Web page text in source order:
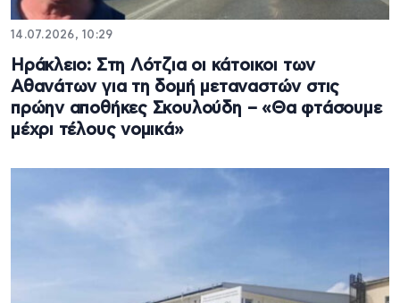
14.07.2026, 10:29
Ηράκλειο: Στη Λότζια οι κάτοικοι των
Αθανάτων για τη δομή μεταναστών στις
πρώην αποθήκες Σκουλούδη – «Θα φτάσουμε
μέχρι τέλους νομικά»